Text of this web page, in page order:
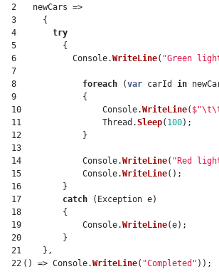
2
3
4
5
6
7
8
9
10
11
12
13
14
15
16
17
18
19
20
21
newCars =>
{
try
{
Console.WriteLine( "Green
foreach (var carId in
{
Console.WriteLine(
Thread .Sleep( 100);
}
Console.WriteLine( "Red
Console.WriteLine();
}
catch
( Exception e)
{
Console.WriteLine(e);
}
},
()
=> Console.WriteLine( "Completed" ));